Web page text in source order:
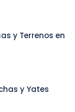
y Terrenos en
y Yates